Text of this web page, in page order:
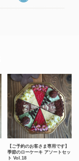
【ご予約のお客さま専用です】
季節のローケーキ アソートセッ
ト Vol.18